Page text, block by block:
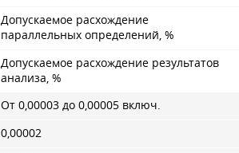
Допускаемое расхождение
параллельных определений, %
Допускаемое расхождение результатов
анализа, %
От 0,00003 до 0,00005 включ.
0,00002